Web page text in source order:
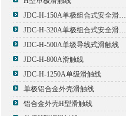
JDC-H-150A单极组合式安全滑触线
JDC-H-320A单极组合式安全滑触线
JDC-H-500A单级导线式滑触线
JDC-H-800A滑触线
JDC-H-1250A单级滑触线
单极铝合金外壳滑触线
铝合金外壳H型滑触线